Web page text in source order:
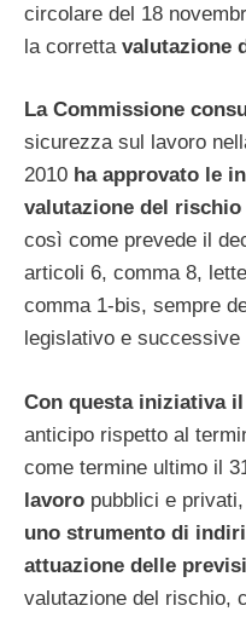
circolare del 18
la corretta valutazione
La Commissione
sicurezza sul lavoro
2010 ha approvato le
valutazione del
così come prevede il
articoli 6, comma 8,
comma 1-bis, sempre
legislativo e
Con questa iniziativa
anticipo rispetto al
come termine ultimo il
lavoro pubblici e
uno strumento di
attuazione delle
valutazione del rischio,